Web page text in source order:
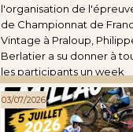
l'organisation de
de Championnat de
Vintage à Praloup,
Berlatier a su donner à
les participants un week
end de bonheur très bien
décrit dans ...
03/07/2026